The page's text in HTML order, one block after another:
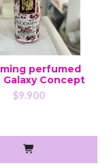
perfumed
Galaxy Concept
$9.900